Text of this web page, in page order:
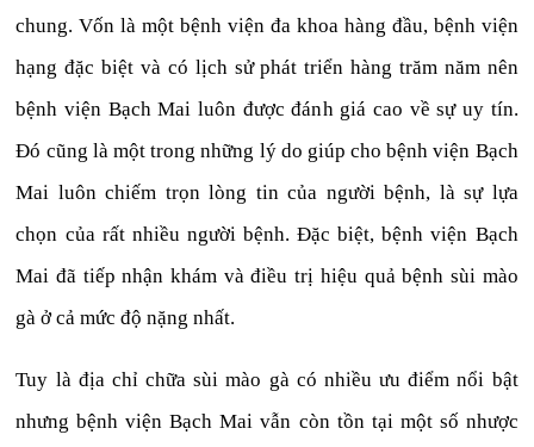
chung. Vốn là một bệnh viện đa khoa hàng đầu, bệnh viện
hạng đặc biệt và có lịch sử phát triển hàng trăm năm nên
bệnh viện Bạch Mai luôn được đánh giá cao về sự uy tín.
Đó cũng là một trong những lý do giúp cho bệnh viện Bạch
Mai luôn chiếm trọn lòng tin của người bệnh, là sự lựa
chọn của rất nhiều người bệnh. Đặc biệt, bệnh viện Bạch
Mai đã tiếp nhận khám và điều trị hiệu quả bệnh sùi mào
gà ở cả mức độ nặng nhất.
Tuy là địa chỉ chữa sùi mào gà có nhiều ưu điểm nổi bật
nhưng bệnh viện Bạch Mai vẫn còn tồn tại một số nhược